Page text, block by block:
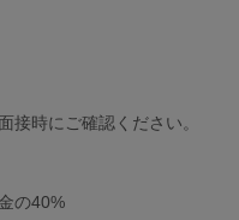
接時にご確認ください。
の40%